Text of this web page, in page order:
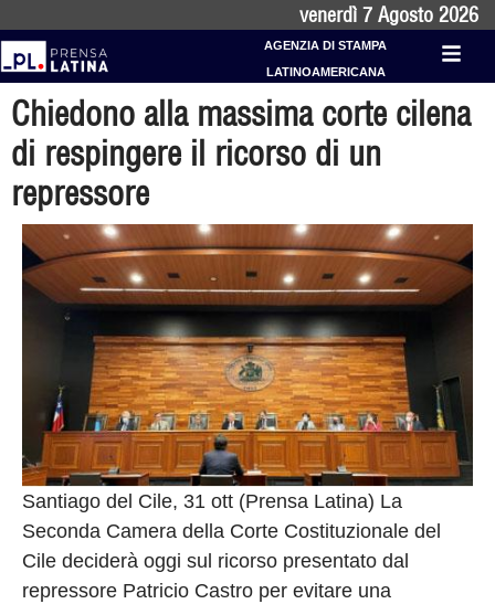
venerdì 7 Agosto 2026
AGENZIA DI STAMPA
LATINOAMERICANA
Chiedono alla massima corte cilena
di respingere il ricorso di un
repressore
Santiago del Cile, 31 ott (Prensa Latina) La
Seconda Camera della Corte Costituzionale del
Cile deciderà oggi sul ricorso presentato dal
repressore Patricio Castro per evitare una